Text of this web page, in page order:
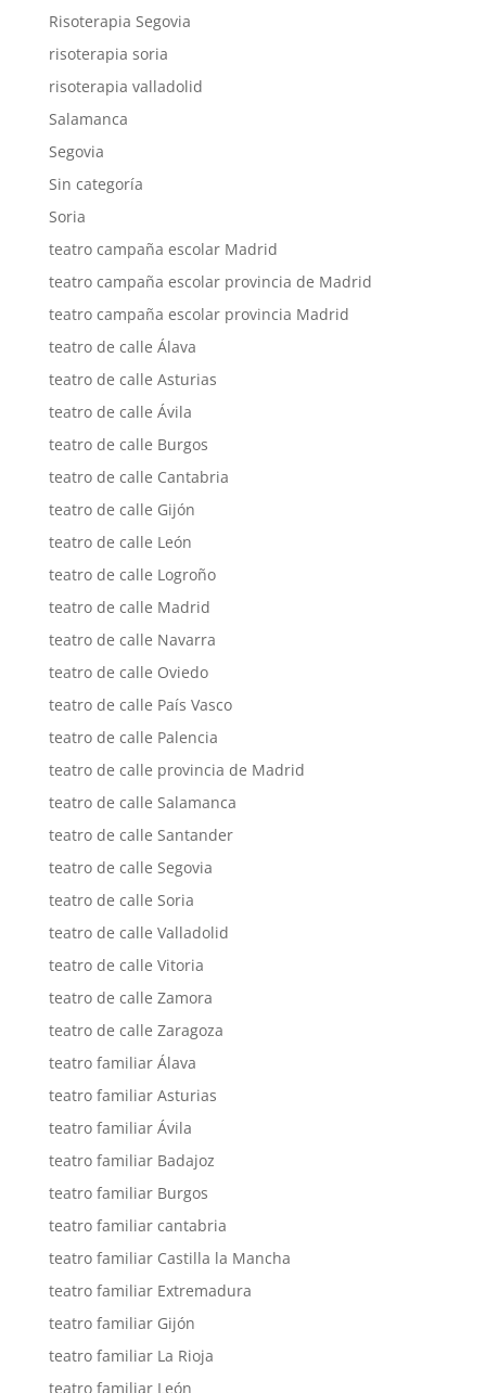
Risoterapia Segovia
risoterapia soria
risoterapia valladolid
Salamanca
Segovia
Sin categoría
Soria
teatro campaña escolar Madrid
teatro campaña escolar provincia de Madrid
teatro campaña escolar provincia Madrid
teatro de calle Álava
teatro de calle Asturias
teatro de calle Ávila
teatro de calle Burgos
teatro de calle Cantabria
teatro de calle Gijón
teatro de calle León
teatro de calle Logroño
teatro de calle Madrid
teatro de calle Navarra
teatro de calle Oviedo
teatro de calle País Vasco
teatro de calle Palencia
teatro de calle provincia de Madrid
teatro de calle Salamanca
teatro de calle Santander
teatro de calle Segovia
teatro de calle Soria
teatro de calle Valladolid
teatro de calle Vitoria
teatro de calle Zamora
teatro de calle Zaragoza
teatro familiar Álava
teatro familiar Asturias
teatro familiar Ávila
teatro familiar Badajoz
teatro familiar Burgos
teatro familiar cantabria
teatro familiar Castilla la Mancha
teatro familiar Extremadura
teatro familiar Gijón
teatro familiar La Rioja
teatro familiar León